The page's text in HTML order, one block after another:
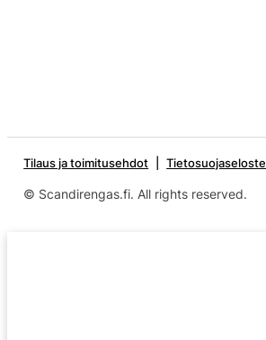
Tilaus ja toimitusehdot Tietosuojaseloste
© Scandirengas.fi. All rights reserved.